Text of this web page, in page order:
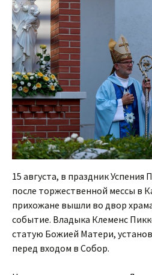
15 августа, в праздник
после торжественной мессы в
прихожане вышли во двор
событие. Владыка Клеменс
статую Божией Матери,
перед входом в Собор.